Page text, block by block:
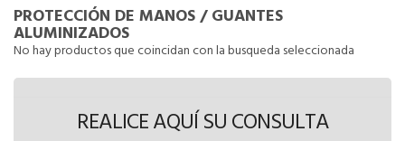
PROTECCIÓN DE MANOS/GUANTES
ALUMINIZADOS
No hay productos que coincidan con la busqueda seleccionada
REALICE AQUÍ SU CONSULTA